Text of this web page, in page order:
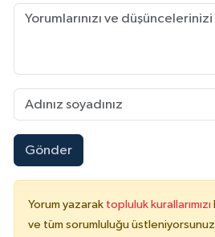
Gönder
Yorum yazarak topluluk kurallarımızı
ve tüm sorumluluğu